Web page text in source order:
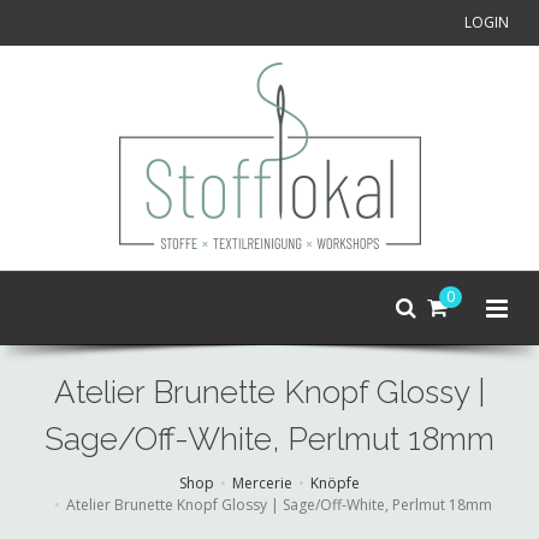
LOGIN
0
Atelier Brunette Knopf Glossy |
Sage/Off-White, Perlmut 18mm
Shop Mercerie
Knöpfe
Atelier Brunette Knopf Glossy | Sage/Off-White, Perlmut 18mm